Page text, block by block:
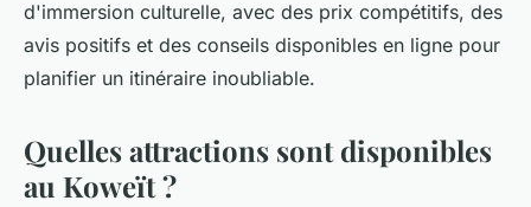
d'immersion culturelle, avec des prix compétitifs, des
avis positifs et des conseils disponibles en ligne pour
planifier un itinéraire inoubliable.
Quelles attractions sont disponibles
au Koweït ?